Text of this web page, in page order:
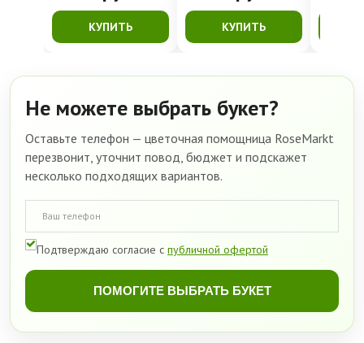
КУПИТЬ КУПИТЬ
Не можете выбрать букет?
Оставьте телефон — цветочная помощница RoseMarkt
перезвонит, уточнит повод, бюджет и подскажет
несколько подходящих вариантов.
Подтверждаю согласие с публичной офертой
ПОМОГИТЕ ВЫБРАТЬ БУКЕТ